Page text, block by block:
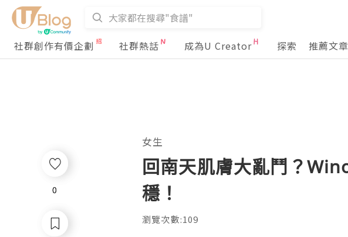
社群創作有價企劃
社群熱話 成為U Creator 探索 推薦文章
0
女生
回南天肌膚大亂鬥？
穩！
瀏覽次數:109
0